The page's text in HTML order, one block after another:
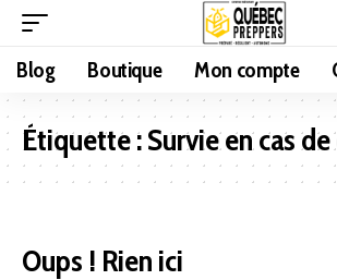
Blog Boutique Mon compte
Étiquette :Survie en cas
Oups ! Rien ici